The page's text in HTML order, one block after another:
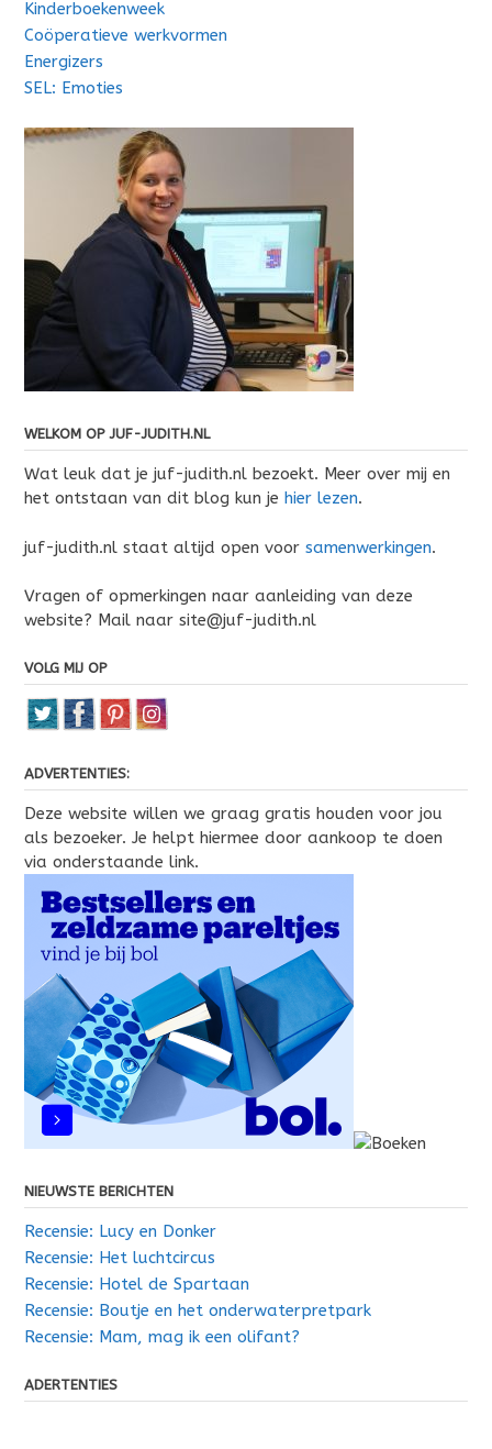
Kinderboekenweek
Coöperatieve werkvormen
Energizers
SEL: Emoties
WELKOM OP JUF-JUDITH.NL
Wat leuk dat je juf-judith.nl bezoekt. Meer over mij en
het ontstaan van dit blog kun je hier lezen.
juf-judith.nl staat altijd open voor samenwerkingen.
Vragen of opmerkingen naar aanleiding van deze
website? Mail naar site@juf-judith.nl
VOLG MIJ OP
ADVERTENTIES:
Deze website willen we graag gratis houden voor jou
als bezoeker. Je helpt hiermee door aankoop te doen
via onderstaande link.
NIEUWSTE BERICHTEN
Recensie: Lucy en Donker
Recensie: Het luchtcircus
Recensie: Hotel de Spartaan
Recensie: Boutje en het onderwaterpretpark
Recensie: Mam, mag ik een olifant?
ADERTENTIES